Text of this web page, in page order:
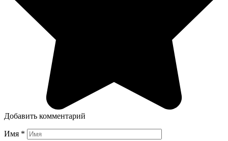
Добавить комментарий
Имя *